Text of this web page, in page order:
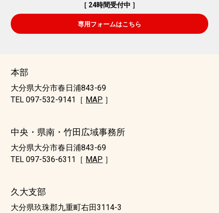
［ 24時間受付中 ］
専用フォームはこちら
本部
大分県大分市春日浦843-69
TEL 097-532-9141［ MAP ］
中央・県南・竹田広域事務所
大分県大分市春日浦843-69
TEL 097-536-6311［ MAP ］
久大支部
大分県玖珠郡九重町右田3114-3